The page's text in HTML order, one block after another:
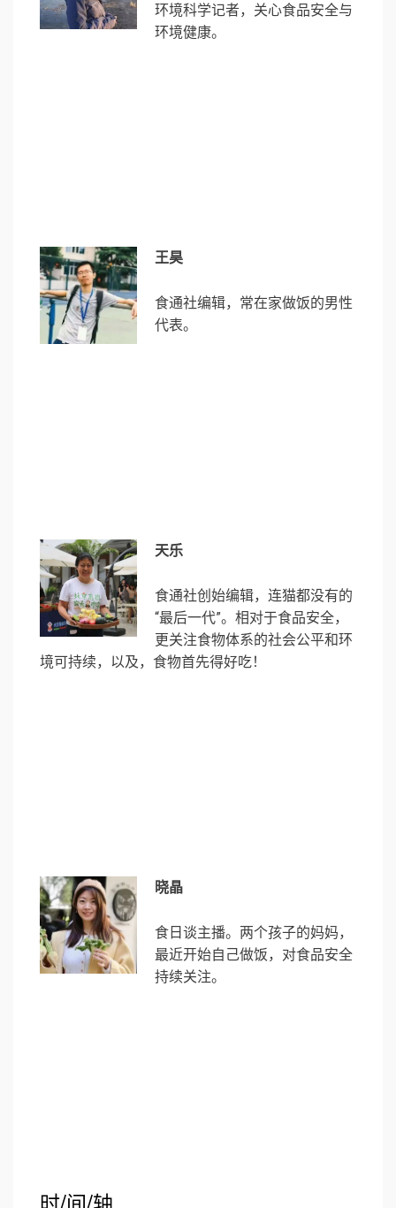
环境科学记者，关心食品安全与
环境健康。
王昊
食通社编辑，常在家做饭的男性
代表。
天乐
食通社创始编辑，连猫都没有的
“最后一代”。相对于食品安全，
更关注食物体系的社会公平和环
境可持续，以及，食物首先得好吃！
晓晶
食日谈主播。两个孩子的妈妈，
最近开始自己做饭，对食品安全
持续关注。